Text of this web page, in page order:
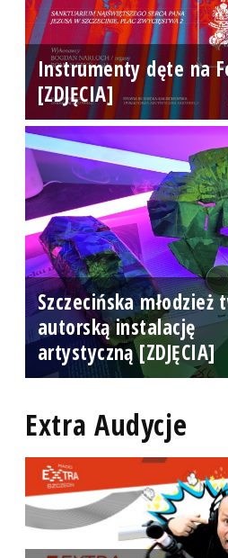
Instrumenty dęte na
[ZDJĘCIA]
Szczecińska młodzież
autorską instalację
artystyczną [ZDJĘCIA]
Extra Audycje